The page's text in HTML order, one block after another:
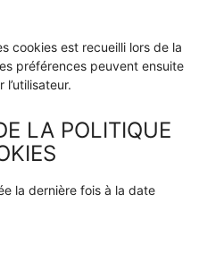
cookies est recueilli lors de la
préférences peuvent ensuite
LA POLITIQUE
la dernière fois à la date